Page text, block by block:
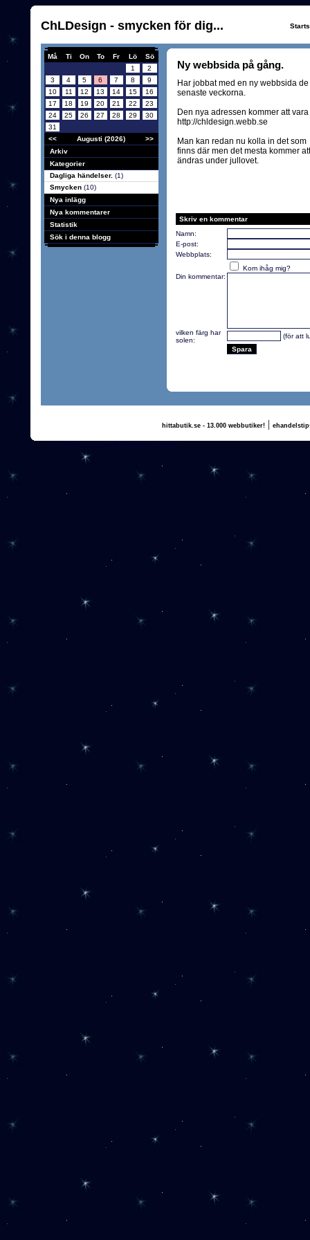
ChLDesign - smycken för dig...
Må Ti On To Fr Lö
Sö
1
2
3
4 5 6 7 8
9
10
11 12 13 14 15
16
17
18 19 20 21 22
23
24
25 26 27 28 29
30
31
<<
Augusti (2026)
>>
Arkiv
Kategorier
Dagliga händelser. (1)
Smycken (10)
Nya inlägg
Nya kommentarer
Statistik
Sök i denna blogg
Ny webbsida på gång.
Har jobbat med en ny webbsida de
senaste veckorna.
Den nya adressen kommer att vara
http://chldesign.webb.se
Man kan redan nu kolla in det som
finns där men det mesta kommer att
ändras under jullovet.
Skriv en kommentar
Namn:
E-post:
Webbplats:
Kom ihåg mig?
Din kommentar:
vilken färg har
solen:
(för att
hittabutik.se - 13.000 webbutiker!|